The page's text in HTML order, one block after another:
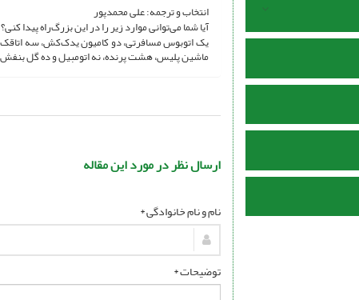
انتخاب و ترجمه: علی محمدپور
آیا شما می‌توانی موارد زیر را در این بزرگ‌راه پیدا کنی؟
یک اتوبوس مسافرتی، دو کامیون یدک‌کش، سه اتاقک
ماشین پلیس، هشت پرنده، نه اتومبیل و ده گل‌
ارسال نظر در مورد این مقاله
نام و نام خانوادگی *
توضیحات *